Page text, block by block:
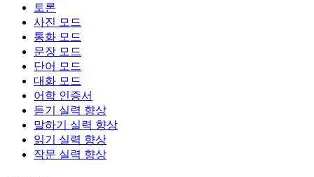
토론
사진 모드
통화 모드
문장 모드
단어 모드
대화 모드
어학 인증서
듣기 실력 향상
말하기 실력 향상
읽기 실력 향상
작문 실력 향상